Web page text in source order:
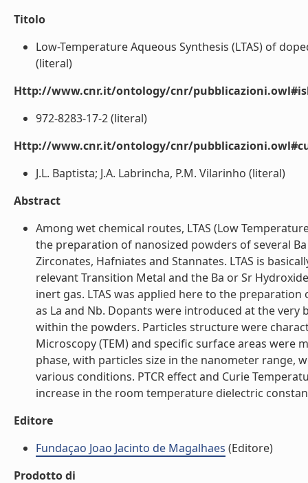
Titolo
Low-Temperature Aqueous Synthesis (LTAS) of
(literal)
Http://www.cnr.it/ontology/cnr/
972-8283-17-2 (literal)
Http://www.cnr.it/ontology/cnr/
J.L. Baptista; J.A. Labrincha, P.M. Vilarinho (literal)
Abstract
Among wet chemical routes, LTAS (Low
the preparation of nanosized powders of several
Zirconates, Hafniates and Stannates. LTAS is
relevant Transition Metal and the Ba or Sr
inert gas. LTAS was applied here to the
as La and Nb. Dopants were introduced at the
within the powders. Particles structure were
Microscopy (TEM) and specific surface areas were
phase, with particles size in the nanometer range,
various conditions. PTCR effect and Curie
increase in the room temperature dielectric
Editore
Fundaçao Joao Jacinto de Magalhaes (Editore)
Prodotto di